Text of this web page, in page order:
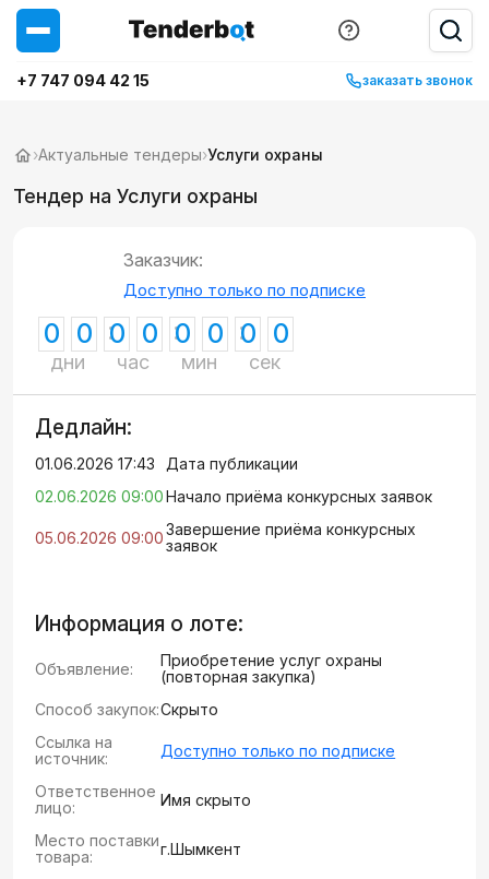
+7 747 094 42 15 заказать звонок
›Актуальные тендеры›Услуги охраны
Тендер на Услуги охраны
Заказчик:
Доступно только по подписке
0 0
дни
0 0
час
0 0
мин
0 0
сек
Дедлайн:
01.06.2026 17:43
Дата публикации
02.06.2026 09:00Начало приёма конкурсных заявок
05.06.2026 09:00Завершение приёма конкурсных
заявок
Информация о лоте:
Объявление:
Приобретение услуг охраны
(повторная закупка)
Способ закупок:Скрыто
Ссылка на
источник:
Доступно только по подписке
Ответственное
лицо:
Имя скрыто
Место поставки
товара:
г.Шымкент